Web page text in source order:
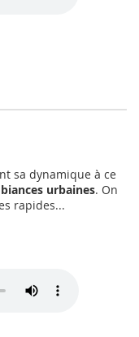
sa dynamique à ce
urbaines. On
rapides...